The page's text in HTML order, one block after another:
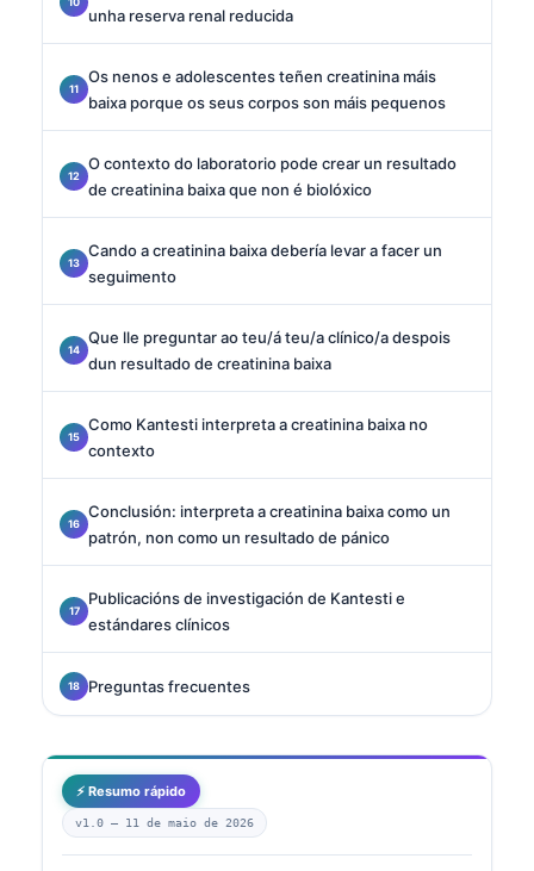
unha reserva renal reducida
Os nenos e adolescentes teñen creatinina máis
baixa porque os seus corpos son máis pequenos
O contexto do laboratorio pode crear un resultado
de creatinina baixa que non é biolóxico
Cando a creatinina baixa debería levar a facer un
seguimento
Que lle preguntar ao teu/á teu/a clínico/a despois
dun resultado de creatinina baixa
Como Kantesti interpreta a creatinina baixa no
contexto
Conclusión: interpreta a creatinina baixa como un
patrón, non como un resultado de pánico
Publicacións de investigación de Kantesti e
estándares clínicos
Preguntas frecuentes
⚡ Resumo rápido
v1.0 — 11 de maio de 2026